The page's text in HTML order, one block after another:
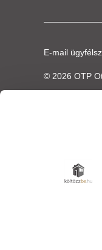
E-mail
© 2026 OTP